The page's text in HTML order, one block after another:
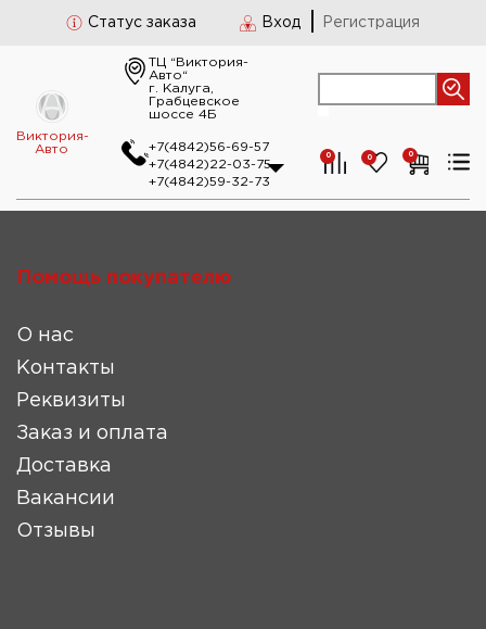
Статус заказа Вход Регистрация
Виктория-
Авто
ТЦ “Виктория-
Авто“
г. Калуга,
Грабцевское
шоссе 4Б
+7(4842)56-69-57
+7(4842)22-03-75
+7(4842)59-32-73
0 0 0
Помощь покупателю
О нас
Контакты
Реквизиты
Заказ и оплата
Доставка
Вакансии
Отзывы